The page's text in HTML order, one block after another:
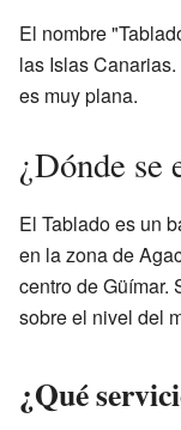
El nombre
las Islas
es muy plana.
¿Dónde se
El Tablado es un
en la zona de
centro de Güímar.
sobre el nivel del
¿Qué